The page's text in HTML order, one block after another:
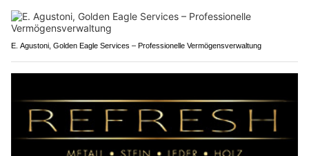
E. Agustoni, Golden Eagle Services – Professionelle Vermögensverwaltung